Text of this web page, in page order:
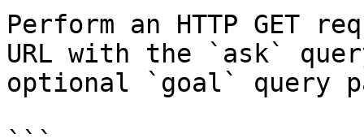
Perform an HTTP GET
URL with the `ask`
optional `goal` query